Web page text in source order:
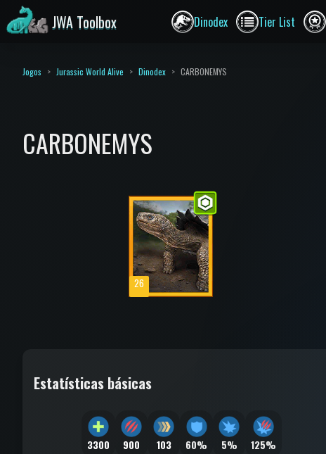
JWA Toolbox Dinodex Tier List
Jogos Jurassic World Alive Dinodex CARBONEMYS
CARBONEMYS
26
Estatísticas básicas
3300 900 103 60% 5% 125%